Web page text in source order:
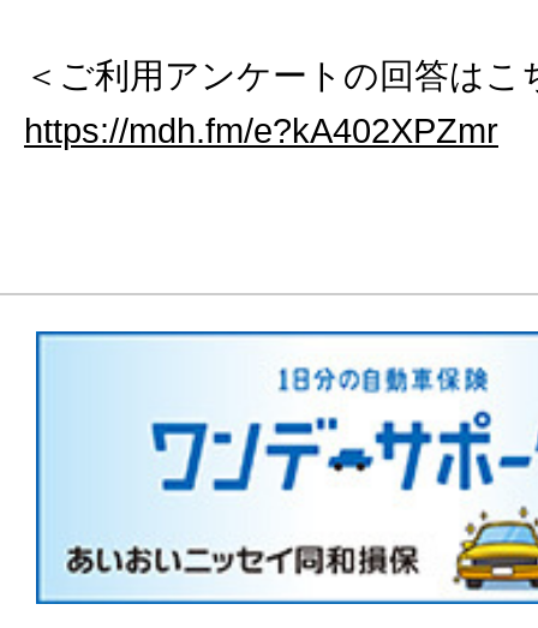
＜ご利用アンケートの回答はこ
https://mdh.fm/e?kA402XPZmr